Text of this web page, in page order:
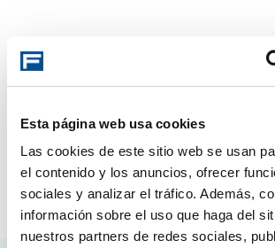
Esta página web usa cookies
Las cookies de este sitio web se usan
el contenido y los anuncios, ofrecer
sociales y analizar el tráfico. Además,
información sobre el uso que haga del
nuestros partners de redes sociales,